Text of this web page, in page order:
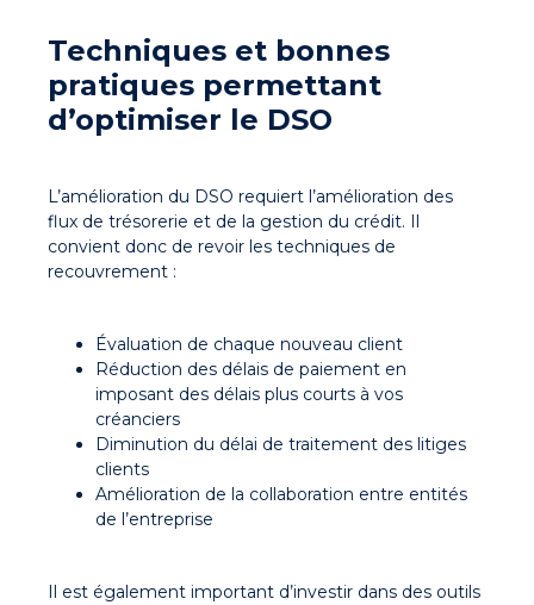
Techniques et bonnes
pratiques permettant
d’optimiser le DSO
L’amélioration du DSO requiert l’amélioration des
flux de trésorerie et de la gestion du crédit. Il
convient donc de revoir les techniques de
recouvrement :
Évaluation de chaque nouveau client
Réduction des délais de paiement en
imposant des délais plus courts à vos
créanciers
Diminution du délai de traitement des litiges
clients
Amélioration de la collaboration entre entités
de l’entreprise
Il est également important d’investir dans des outils